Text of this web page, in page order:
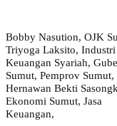
Bobby Nasution, OJK
Triyoga Laksito,
Keuangan Syariah,
Sumut, Pemprov Sumut,
Hernawan Bekti
Ekonomi Sumut, Jasa
Keuangan,